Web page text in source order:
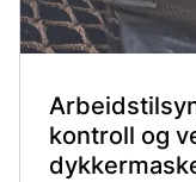
kontroll og